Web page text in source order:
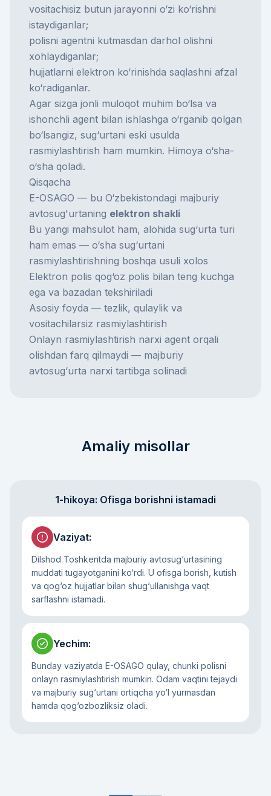
vositachisiz butun jarayonni o‘zi ko‘rishni
istaydiganlar;
polisni agentni kutmasdan darhol olishni
xohlaydiganlar;
hujjatlarni elektron ko‘rinishda saqlashni afzal
ko‘radiganlar.
Agar sizga jonli muloqot muhim bo‘lsa va
ishonchli agent bilan ishlashga o‘rganib qolgan
bo‘lsangiz, sug‘urtani eski usulda
rasmiylashtirish ham mumkin. Himoya o‘sha-
o‘sha qoladi.
Qisqacha
E-OSAGO — bu O‘zbekistondagi majburiy
avtosug'urtaning elektron shakli
Bu yangi mahsulot ham, alohida sug‘urta turi
ham emas — o‘sha sug‘urtani
rasmiylashtirishning boshqa usuli xolos
Elektron polis qog‘oz polis bilan teng kuchga
ega va bazadan tekshiriladi
Asosiy foyda — tezlik, qulaylik va
vositachilarsiz rasmiylashtirish
Onlayn rasmiylashtirish narxi agent orqali
olishdan farq qilmaydi — majburiy
avtosug‘urta narxi tartibga solinadi
Amaliy misollar
1-hikoya: Ofisga borishni istamadi
Vaziyat:
Dilshod Toshkentda majburiy avtosug‘urtasining
muddati tugayotganini ko‘rdi. U ofisga borish, kutish
va qog‘oz hujjatlar bilan shug‘ullanishga vaqt
sarflashni istamadi.
Yechim:
Bunday vaziyatda E-OSAGO qulay, chunki polisni
onlayn rasmiylashtirish mumkin. Odam vaqtini tejaydi
va majburiy sug‘urtani ortiqcha yo‘l yurmasdan
hamda qog‘ozbozliksiz oladi.